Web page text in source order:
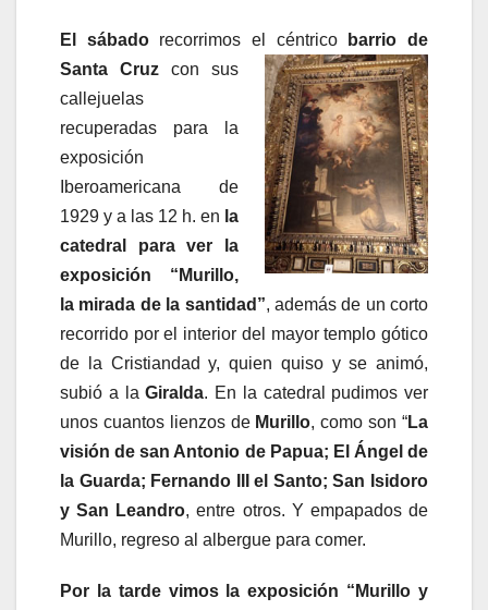
El sábadorecorrimos el céntrico
barrio de
Santa Cruz con sus
callejuelas
recuperadas para la
exposición
Iberoamericana de
1929 y a las 12 h. en la
catedral para ver la
exposición
“Murillo,
la mirada de la santidad”, además de un corto
recorrido por el interior del mayor templo gótico
de la Cristiandad y, quien quiso y se animó,
subió a laGiralda. En la catedral pudimos ver
unos cuantos lienzos de Murillo, como son “La
visión de san Antonio de Papua; El Ángel de
la Guarda; Fernando III el Santo; San Isidoro
y San Leandro, entre otros. Y empapados de
Murillo, regreso al albergue para comer.
Por la tarde vimos la exposición “Murillo y